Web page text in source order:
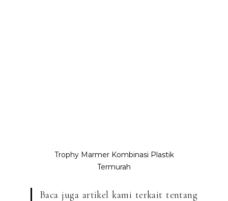
Trophy Marmer Kombinasi Plastik
Termurah
Baca juga artikel kami terkait tentang